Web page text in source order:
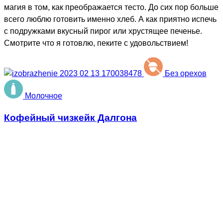
магия в том, как преображается тесто. До сих пор больше
всего люблю готовить именно хлеб. А как приятно испечь
с подружками вкусный пирог или хрустящее печенье.
Смотрите что я готовлю, пеките с удовольствием!
Без орехов
Молочное
Кофейный чизкейк Далгона